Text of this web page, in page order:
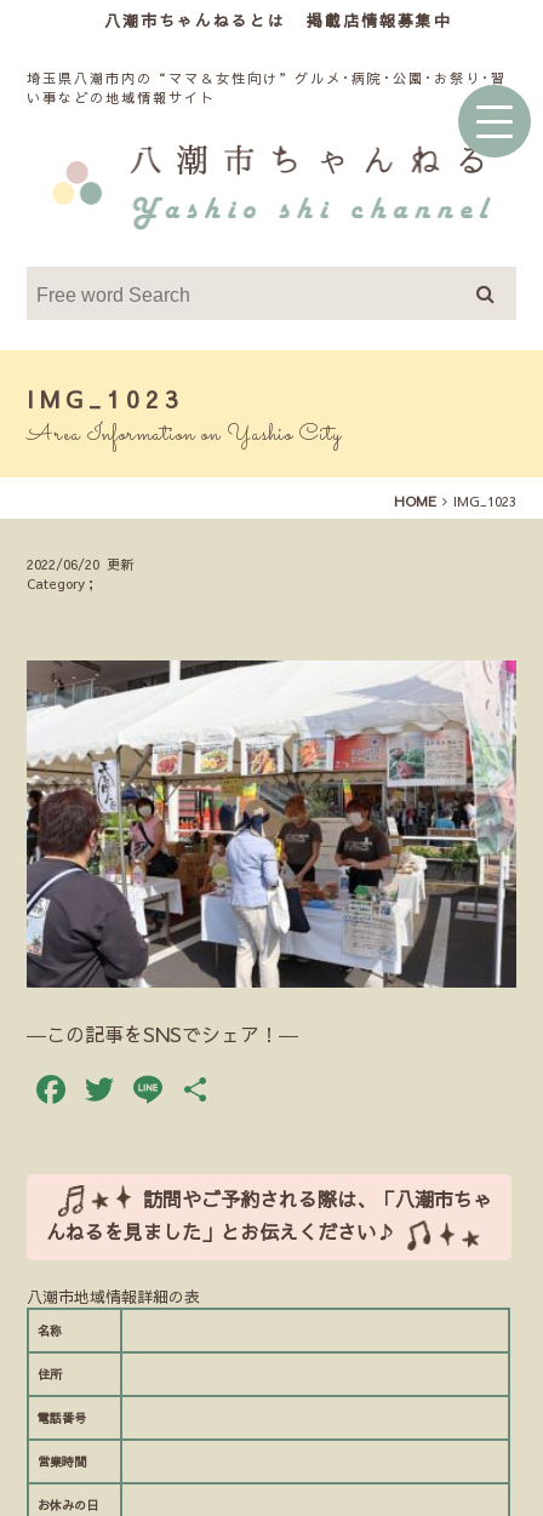
八潮市ちゃんねるとは 掲載店情報募集中
埼玉県八潮市内の“ママ＆女性向け”グルメ･病院･公園･お祭り･習
い事などの地域情報サイト
IMG_1023
Area Information on Yashio City
HOME IMG_1023
2022/06/20 更新
Category；
―この記事をSNSでシェア！―
Facebook
Twitter
Line
訪問やご予約される際は、「八潮市ちゃ
んねるを見ました」とお伝えください♪
八潮市地域情報詳細の表
名称
住所
電話番号
営業時間
お休みの日